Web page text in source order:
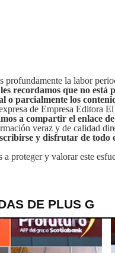
profundamente la labor
recordamos que no
o parcialmente los
de Empresa Editora
a compartir el enlace
veraz y de calidad
y disfrutar de todo
a proteger y valorar este
DE PLUS G